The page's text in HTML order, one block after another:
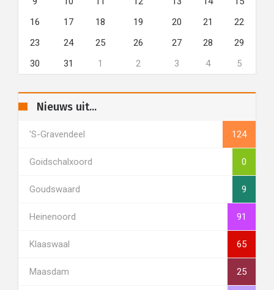
16
17 18 19 20 21
22
23
24 25 26 27 28
29
30
31 1 2 3 4 5
Nieuws uit...
's-Gravendeel 124
Goidschalxoord 0
Goudswaard 9
Heinenoord 91
Klaaswaal 65
Maasdam 25